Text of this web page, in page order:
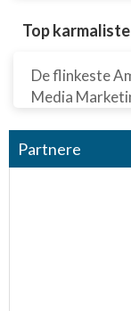
Top
De flinkeste
Media
Partnere